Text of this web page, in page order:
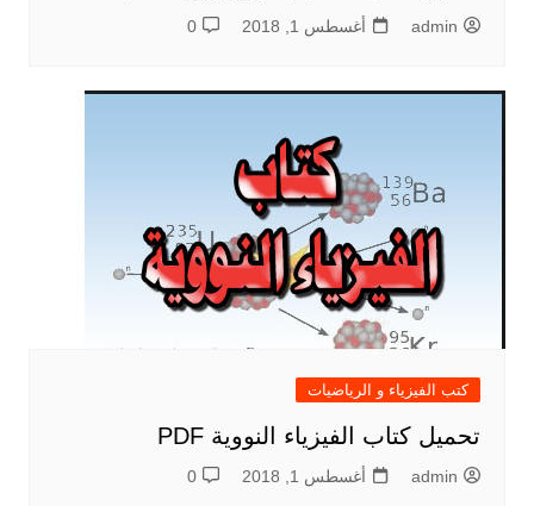
admin أغسطس 1, 2018 0
كتب الفيزياء و الرياضيات
تحميل كتاب الفيزياء النووية PDF
admin أغسطس 1, 2018 0